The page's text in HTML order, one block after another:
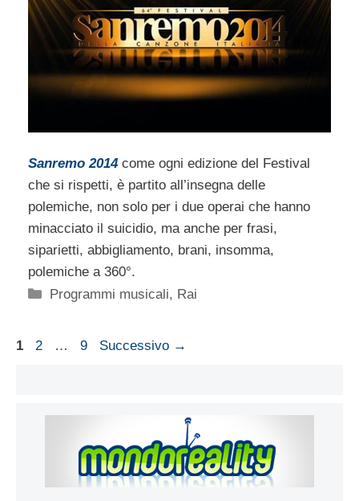
Sanremo 2014 come ogni edizione del Festival
che si rispetti, è partito all’insegna delle
polemiche, non solo per i due operai che hanno
minacciato il suicidio, ma anche per frasi,
siparietti, abbigliamento, brani, insomma,
polemiche a 360°.
Categorie
Programmi musicali, Rai
Pagina
1 Pagina
2 … Pagina
9 Successivo →